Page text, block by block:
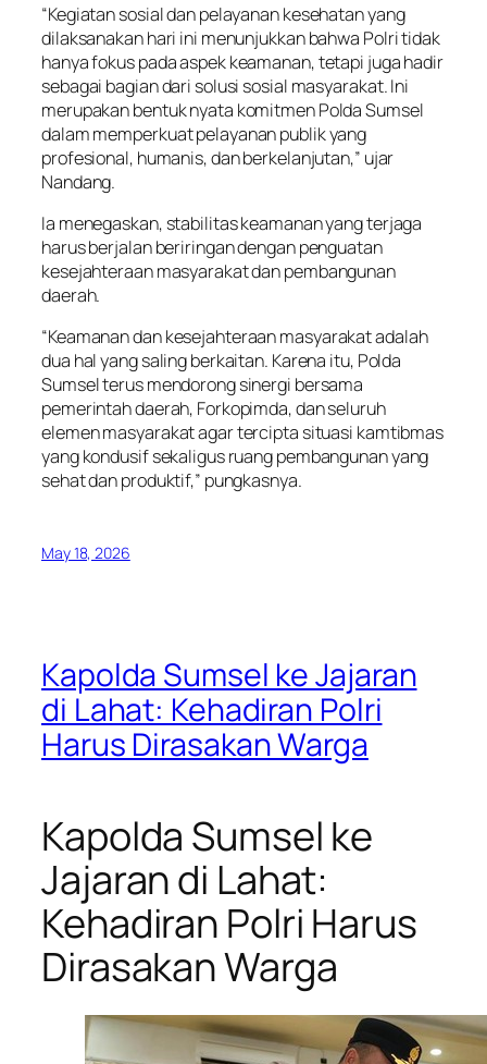
“Kegiatan sosial dan pelayanan kesehatan yang
dilaksanakan hari ini menunjukkan bahwa Polri tidak
hanya fokus pada aspek keamanan, tetapi juga hadir
sebagai bagian dari solusi sosial masyarakat. Ini
merupakan bentuk nyata komitmen Polda Sumsel
dalam memperkuat pelayanan publik yang
profesional, humanis, dan berkelanjutan,” ujar
Nandang.
Ia menegaskan, stabilitas keamanan yang terjaga
harus berjalan beriringan dengan penguatan
kesejahteraan masyarakat dan pembangunan
daerah.
“Keamanan dan kesejahteraan masyarakat adalah
dua hal yang saling berkaitan. Karena itu, Polda
Sumsel terus mendorong sinergi bersama
pemerintah daerah, Forkopimda, dan seluruh
elemen masyarakat agar tercipta situasi kamtibmas
yang kondusif sekaligus ruang pembangunan yang
sehat dan produktif,” pungkasnya.
May 18, 2026
Kapolda Sumsel ke Jajaran
di Lahat: Kehadiran Polri
Harus Dirasakan Warga
Kapolda Sumsel ke
Jajaran di Lahat:
Kehadiran Polri Harus
Dirasakan Warga